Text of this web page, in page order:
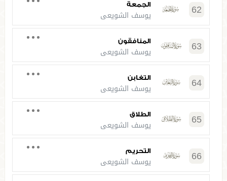
62 الجمعة
يوسف الشويعي
63 المنافقون
يوسف الشويعي
64 التغابن
يوسف الشويعي
65 الطلاق
يوسف الشويعي
66 التحريم
يوسف الشويعي